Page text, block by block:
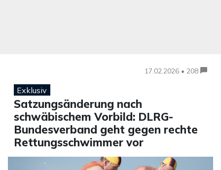
17.02.2026 • 208
Exklusiv
Satzungsänderung nach
schwäbischem Vorbild: DLRG-
Bundesverband geht gegen rechte
Rettungsschwimmer vor